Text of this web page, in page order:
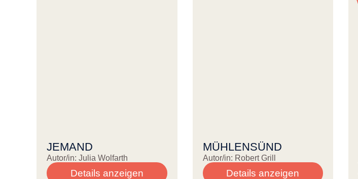
JEMAND
Autor/in: Julia Wolfarth
Details anzeigen
MÜHLENSÜND
Autor/in: Robert Grill
Details anzeigen